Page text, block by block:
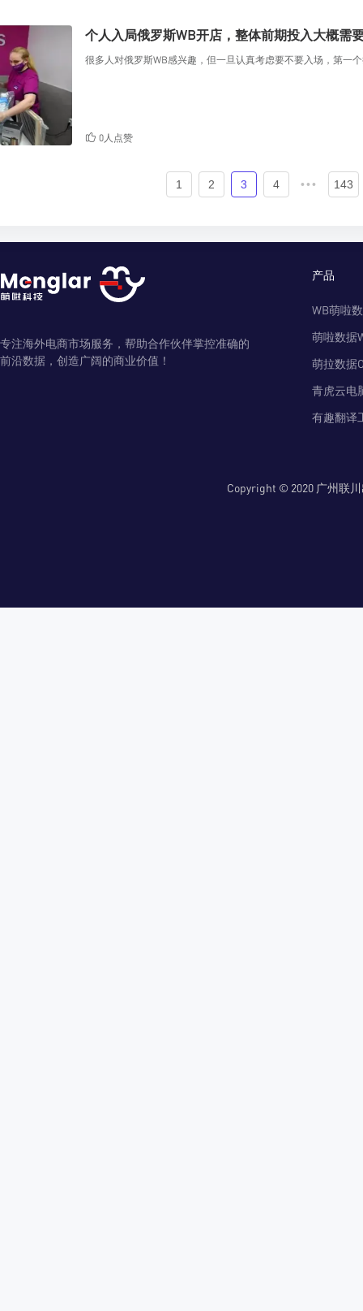
个人入局俄罗斯WB开店，整体前期投入大概需
很多人对俄罗斯WB感兴趣，但一旦认真考虑要不要入场，第
0人点赞
1 2 3 4 ••• 143
专注海外电商市场服务，帮助合作伙伴掌控准确的
前沿数据，创造广阔的商业价值！
产品
WB萌啦
萌啦数据
萌拉数据
青虎云电
有趣翻译
Copyright © 2020 广州联